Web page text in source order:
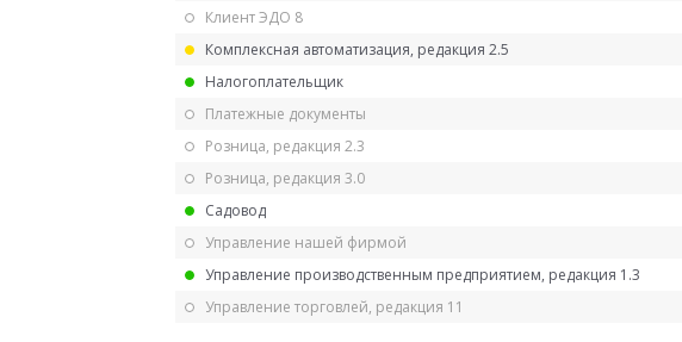
Клиент ЭДО 8
Комплексная автоматизация, редакция 2.5
Налогоплательщик
Платежные документы
Розница, редакция 2.3
Розница, редакция 3.0
Садовод
Управление нашей фирмой
Управление производственным предприятием, редакция 1.3
Управление торговлей, редакция 11